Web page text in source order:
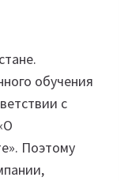
обучения
с
Поэтому